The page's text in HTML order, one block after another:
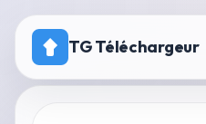
TG Téléchargeur